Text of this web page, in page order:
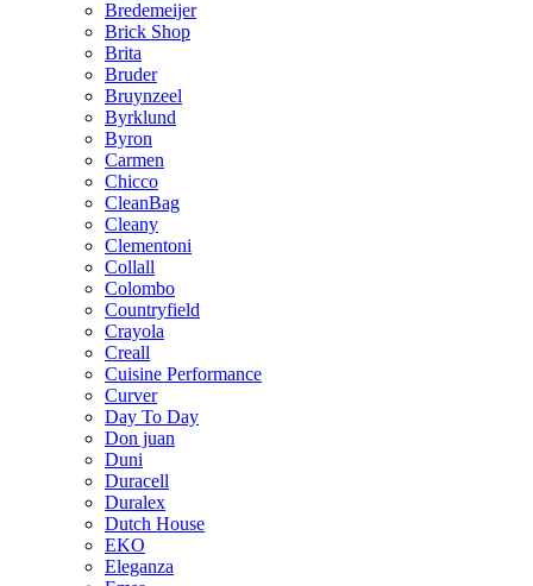
Bredemeijer
Brick Shop
Brita
Bruder
Bruynzeel
Byrklund
Byron
Carmen
Chicco
CleanBag
Cleany
Clementoni
Collall
Colombo
Countryfield
Crayola
Creall
Cuisine Performance
Curver
Day To Day
Don juan
Duni
Duracell
Duralex
Dutch House
EKO
Eleganza